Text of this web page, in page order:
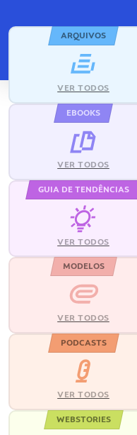
ARQUIVOS
VER TODOS
EBOOKS
VER TODOS
GUIA DE TENDÊNCIAS
VER TODOS
MODELOS
VER TODOS
PODCASTS
VER TODOS
WEBSTORIES